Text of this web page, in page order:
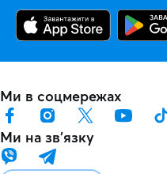
Ми в соцмережах
Ми на звʼязку